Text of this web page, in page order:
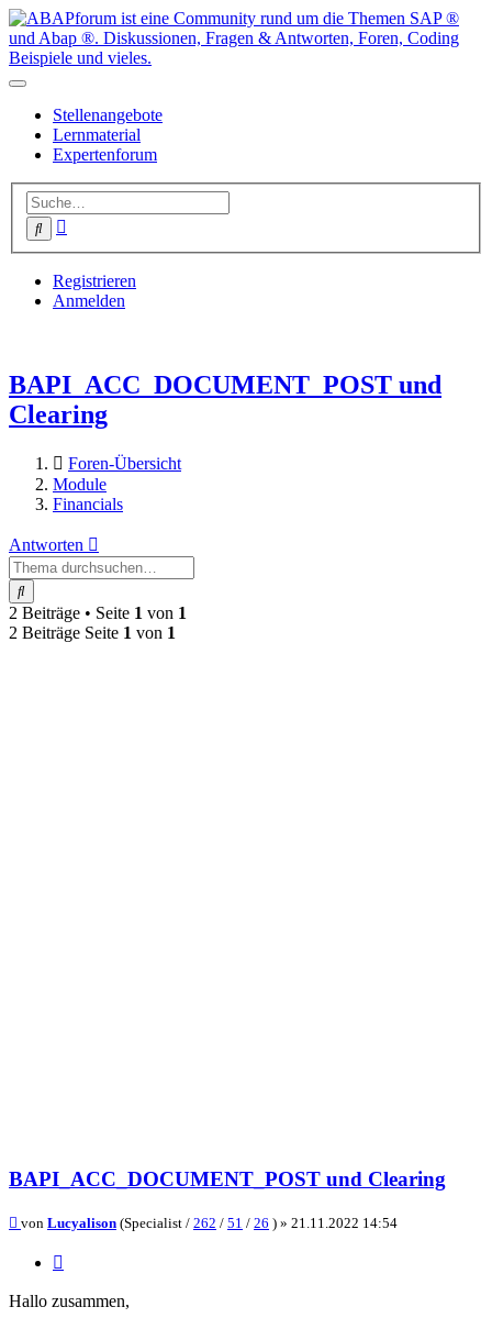
Stellenangebote
Lernmaterial
Expertenforum
Suche
Registrieren
Anmelden
BAPI_ACC_DOCUMENT_POST und
Clearing
Foren-Übersicht
Module
Financials
Antworten
Suche
2 Beiträge • Seite 1 von 1
2 Beiträge Seite 1 von 1
BAPI_ACC_DOCUMENT_POST und Clearing
Beitrag
von Lucyalison (Specialist / 262 / 51 / 26 ) » 21.11.2022 14:54
Hallo zusammen,